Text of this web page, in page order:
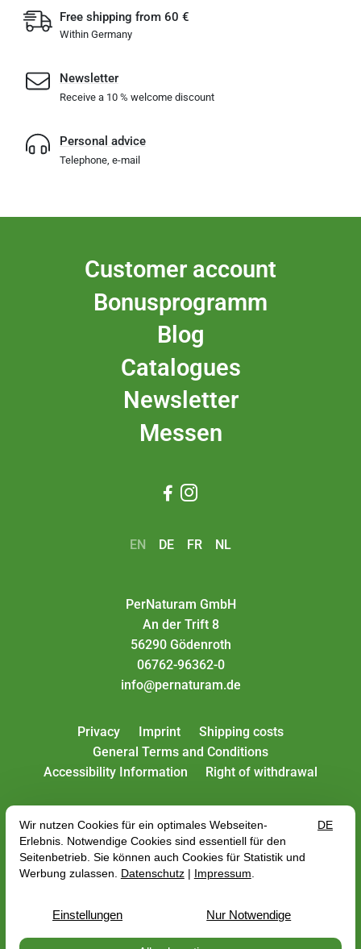
Free shipping from 60 €
Within Germany
Newsletter
Receive a 10 % welcome discount
Personal advice
Telephone, e-mail
Customer account
Bonusprogramm
Blog
Catalogues
Newsletter
Messen
 
EN DE FR NL
PerNaturam GmbH
An der Trift 8
56290 Gödenroth
06762-96362-0
info@pernaturam.de
Privacy Imprint
Shipping costs
General Terms and Conditions
Accessibility Information
Right of withdrawal